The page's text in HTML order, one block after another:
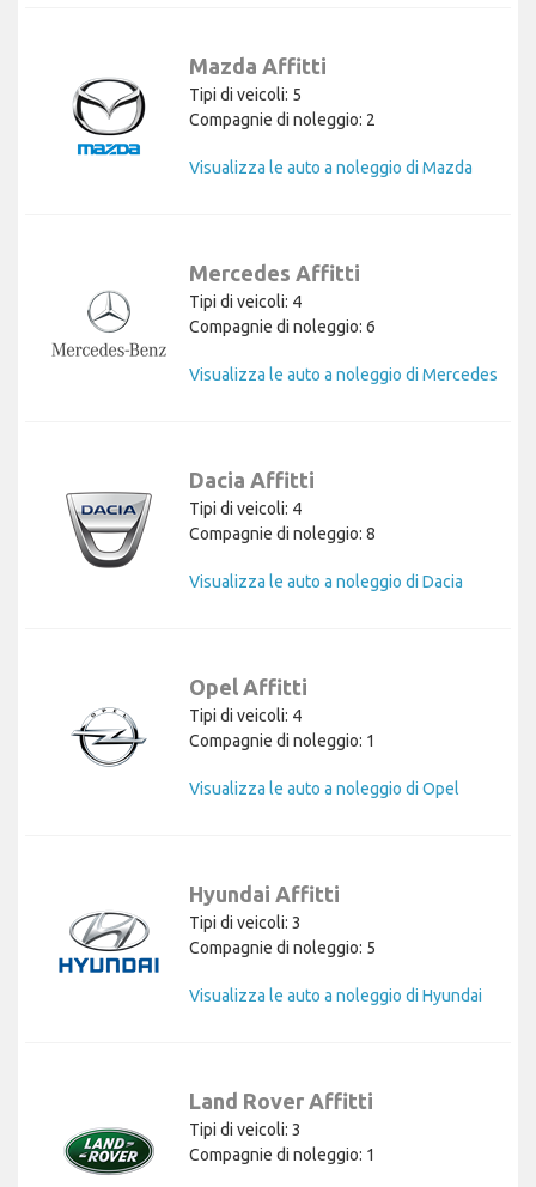
Mazda Affitti
Tipi di veicoli: 5
Compagnie di noleggio: 2
Visualizza le auto a noleggio di Mazda
Mercedes Affitti
Tipi di veicoli: 4
Compagnie di noleggio: 6
Visualizza le auto a noleggio di Mercedes
Dacia Affitti
Tipi di veicoli: 4
Compagnie di noleggio: 8
Visualizza le auto a noleggio di Dacia
Opel Affitti
Tipi di veicoli: 4
Compagnie di noleggio: 1
Visualizza le auto a noleggio di Opel
Hyundai Affitti
Tipi di veicoli: 3
Compagnie di noleggio: 5
Visualizza le auto a noleggio di Hyundai
Land Rover Affitti
Tipi di veicoli: 3
Compagnie di noleggio: 1